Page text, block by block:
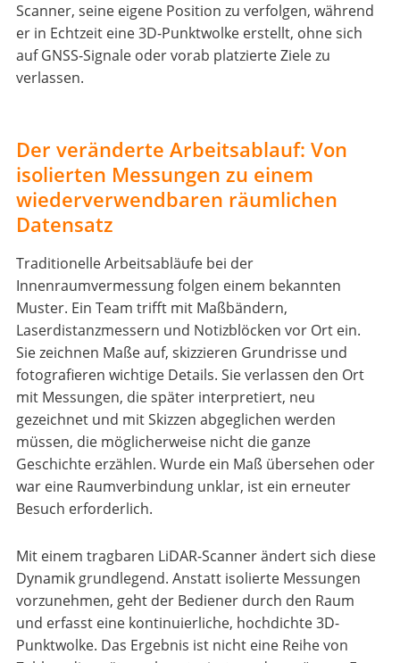
Scanner, seine eigene Position zu verfolgen, während
er in Echtzeit eine 3D-Punktwolke erstellt, ohne sich
auf GNSS-Signale oder vorab platzierte Ziele zu
verlassen.
Der veränderte Arbeitsablauf: Von
isolierten Messungen zu einem
wiederverwendbaren räumlichen
Datensatz
Traditionelle Arbeitsabläufe bei der
Innenraumvermessung folgen einem bekannten
Muster. Ein Team trifft mit Maßbändern,
Laserdistanzmessern und Notizblöcken vor Ort ein.
Sie zeichnen Maße auf, skizzieren Grundrisse und
fotografieren wichtige Details. Sie verlassen den Ort
mit Messungen, die später interpretiert, neu
gezeichnet und mit Skizzen abgeglichen werden
müssen, die möglicherweise nicht die ganze
Geschichte erzählen. Wurde ein Maß übersehen oder
war eine Raumverbindung unklar, ist ein erneuter
Besuch erforderlich.
Mit einem tragbaren LiDAR-Scanner ändert sich diese
Dynamik grundlegend. Anstatt isolierte Messungen
vorzunehmen, geht der Bediener durch den Raum
und erfasst eine kontinuierliche, hochdichte 3D-
Punktwolke. Das Ergebnis ist nicht eine Reihe von